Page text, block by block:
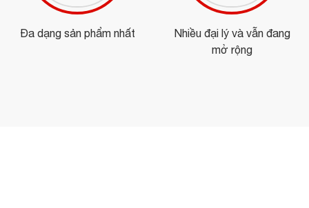
Đa dạng sản phẩm nhất
Nhiều đại lý và vẫn đang
mở rộng